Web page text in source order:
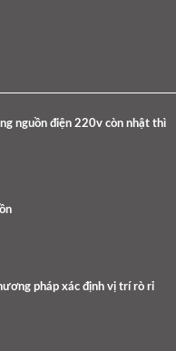
nguồn điện 220v còn nhật thì
pháp xác định vị trí rò rỉ